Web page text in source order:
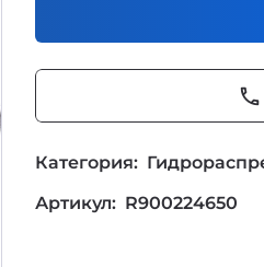
phone
Категория:
Артикул: R900224650